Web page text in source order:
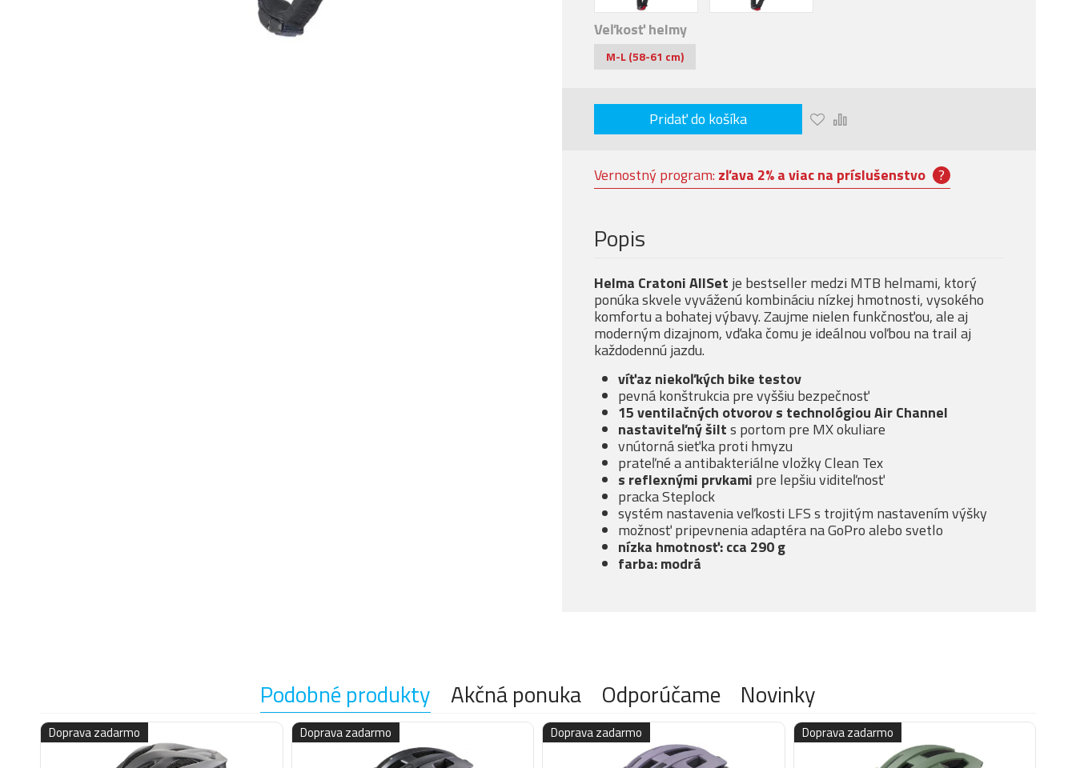
Veľkosť helmy
M-L (58-61 cm)
Pridať do košíka
Vernostný program: zľava 2% a viac na príslušenstvo ?
Popis
Helma Cratoni AllSet je bestseller medzi MTB helmami, ktorý
ponúka skvele vyváženú kombináciu nízkej hmotnosti, vysokého
komfortu a bohatej výbavy. Zaujme nielen funkčnosťou, ale aj
moderným dizajnom, vďaka čomu je ideálnou voľbou na trail aj
každodennú jazdu.
víťaz niekoľkých bike testov
pevná konštrukcia pre vyššiu bezpečnosť
15 ventilačných otvorov s technológiou Air Channel
nastaviteľný šilts portom pre MX okuliare
vnútorná sieťka proti hmyzu
prateľné a antibakteriálne vložky Clean Tex
s reflexnými prvkami pre lepšiu viditeľnosť
pracka Steplock
systém nastavenia veľkosti LFS s trojitým nastavením výšky
možnosť pripevnenia adaptéra na GoPro alebo svetlo
nízka hmotnosť: cca 290 g
farba: modrá
Podobné produkty Akčná ponuka Odporúčame Novinky
Doprava zadarmo Doprava zadarmo Doprava zadarmo Doprava zadarmo